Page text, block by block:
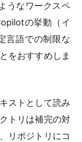
うなワークスペ
の挙動（イ
言語での制限な
をおすすめしま
ストとして読み
トリは補完の対
リポジトリにコ